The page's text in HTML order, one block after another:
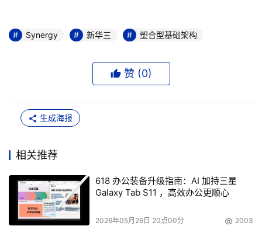
地进行必要的程序更改，从根本上改变了基础设施的管理方
式。Synergy 可以通过模板自动进行更改操作，如升级固
交互及人为错误，对于用户来说，这可以十分有效地降低设
Synergy 新华三 塑合型基础架构
赞 (0)
生成海报
相关推荐
618 办公装备升级指南：AI 加持三星
Galaxy Tab S11 ，高效办公更顺心
2026年05月26日 20点00分 2003